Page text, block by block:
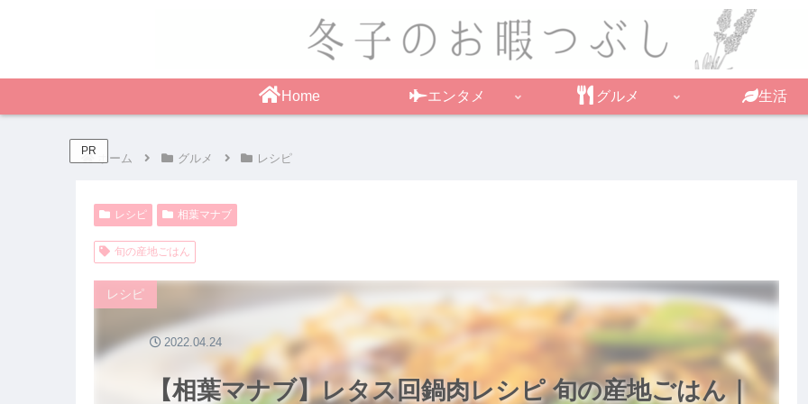
Home エンタメ グルメ 生活
PR
ホーム グルメ レシピ
レシピ 相葉マナブ
旬の産地ごはん
【相葉マナブ】レタス回鍋肉レシピ 旬の産地ごはん｜
レシピ
2022.04.24